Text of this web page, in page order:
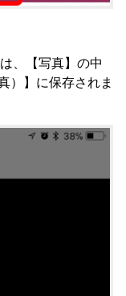
、【写真】の中
）】に保存されま